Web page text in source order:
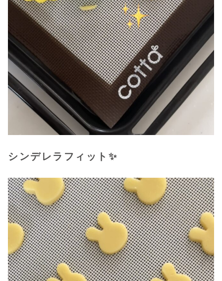
シンデレラフィット✨